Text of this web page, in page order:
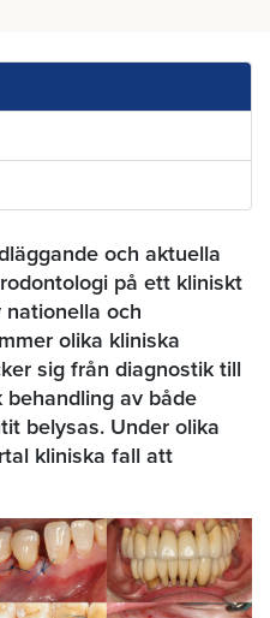
och aktuella
på ett kliniskt
och
olika kliniska
sig från diagnostik till
behandling av både
belysas. Under olika
kliniska fall att